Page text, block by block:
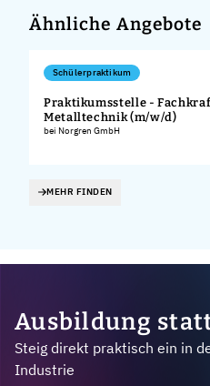
Ähnliche Angebote
Schülerpraktikum
Praktikumsstelle -
Metalltechnik (m/w/d)
bei Norgren GmbH
MEHR FINDEN
Ausbildung
Steig direkt praktisch ein in
Industrie